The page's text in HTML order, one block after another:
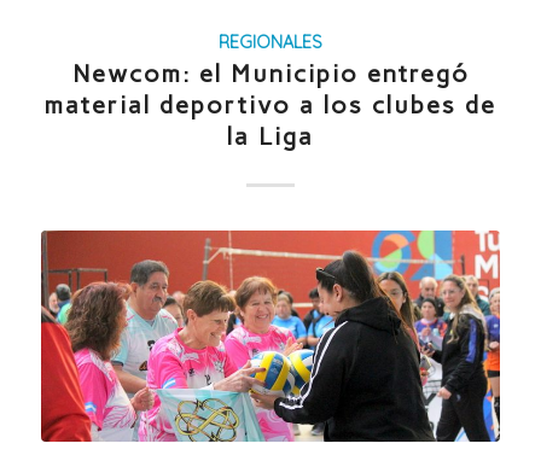
REGIONALES
Newcom: el Municipio entregó
material deportivo a los clubes de
la Liga